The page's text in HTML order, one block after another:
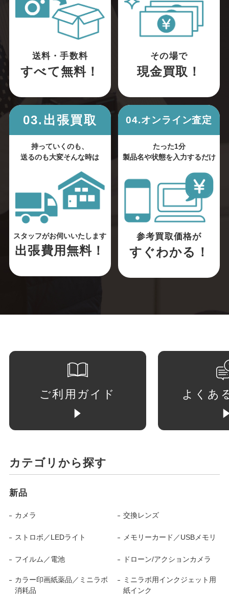
送料・手数料
すべて無料！
その場で
現金買取！
03.出張買取
持っていくのも、
送るのも大変そんな時は
スタッフがお伺いいたします
出張費用無料！
04.オンライン査定
たった1分
製品名や状態を入力するだけ
参考買取価格が
すぐわかる！
ご利用ガイド よくあ
カテゴリから探す
新品
カメラ 交換レンズ
ストロボ／LEDライト メモリーカード／USBメモリ
フイルム／電池 ドローン/アクションカメラ
カラー印画紙薬品／ミニラボ
消耗品
ミニラボ用インクジェット用
紙インク